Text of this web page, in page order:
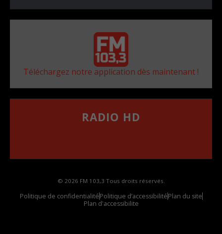
Téléchargez notre application dès maintenant !
RADIO HD
© 2026 FM 103,3 Tous droits réservés.
Politique de confidentialitéPolitique d’accessibilitéPlan du site
Plan d'accessibilite